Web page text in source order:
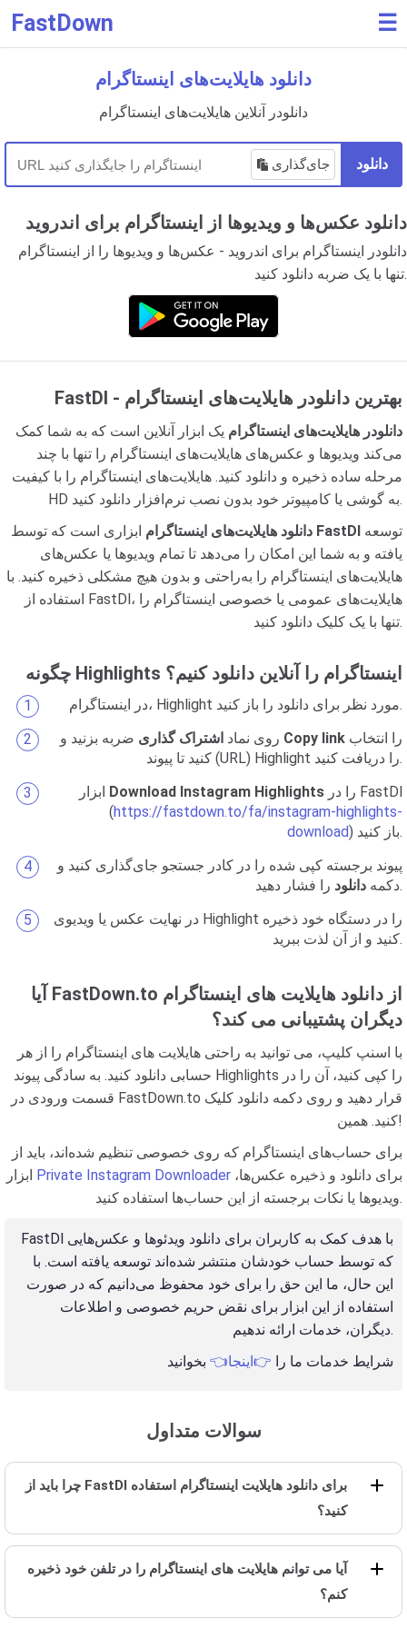
FastDown ☰
دانلود هایلایت‌های اینستاگرام
دانلودر آنلاین هایلایت‌های اینستاگرام
جای‌گذاری دانلود
دانلود عکس‌ها و ویدیوها از اینستاگرام برای اندروید
دانلودر اینستاگرام برای اندروید - عکس‌ها و ویدیوها را از اینستاگرام
تنها با یک ضربه دانلود کنید.
FastDl - بهترین دانلودر هایلایت‌های اینستاگرام
دانلودر هایلایت‌های اینستاگرام یک ابزار آنلاین است که به شما کمک
می‌کند ویدیوها و عکس‌های هایلایت‌های اینستاگرام را تنها با چند
مرحله ساده ذخیره و دانلود کنید. هایلایت‌های اینستاگرام را با کیفیت
HD به گوشی یا کامپیوتر خود بدون نصب نرم‌افزار دانلود کنید.
دانلود هایلایت‌های اینستاگرام FastDl
یافته و به شما این امکان را می‌دهد تا تمام ویدیوها یا عکس‌های
هایلایت‌های اینستاگرام را به‌راحتی و بدون هیچ مشکلی ذخیره کنید. با
استفاده از FastDl، هایلایت‌های عمومی یا خصوصی اینستاگرام را
تنها با یک کلیک دانلود کنید.
چگونه Highlights اینستاگرام را آنلاین دانلود کنیم؟
در اینستاگرام، Highlight مورد نظر برای دانلود را باز کنید.
روی نماد اشتراک گذاری Copy link
کنید تا پیوند (URL) Highlight را دریافت کنید.
Download Instagram Highlights
(https://fastdown.to/fa/instagram-highlights-
download
) باز کنید.
پیوند برجسته کپی شده را در کادر جستجو جای‌گذاری کنید و
دکمه دانلود
را فشار دهید.
در نهایت عکس یا ویدیوی Highlight را در دستگاه خود ذخیره
کنید و از آن لذت ببرید.
آیا FastDown.to از دانلود هایلایت های اینستاگرام
دیگران پشتیبانی می کند؟
با اسنپ کلیپ، می توانید به راحتی هایلایت های اینستاگرام را از هر
حسابی دانلود کنید. به سادگی پیوند Highlights را کپی کنید، آن را در
قسمت ورودی در FastDown.to قرار دهید و روی دکمه دانلود کلیک
کنید. همین!
برای حساب‌های اینستاگرام که روی خصوصی تنظیم شده‌اند، باید از
Private Instagram Downloader
ویدیوها یا نکات برجسته از این حساب‌ها استفاده کنید.
FastDl با هدف کمک به کاربران برای دانلود ویدئوها و عکس‌هایی
که توسط حساب خودشان منتشر شده‌اند توسعه یافته است. با
این حال، ما این حق را برای خود محفوظ می‌دانیم که در صورت
استفاده از این ابزار برای نقض حریم خصوصی و اطلاعات
دیگران، خدمات ارائه ندهیم.
شرایط خدمات ما را 👉اینجا👈 بخوانید
سوالات متداول
چرا باید از FastDl برای دانلود هایلایت اینستاگرام استفاده
کنید؟
آیا می توانم هایلایت های اینستاگرام را در تلفن خود ذخیره
کنم؟